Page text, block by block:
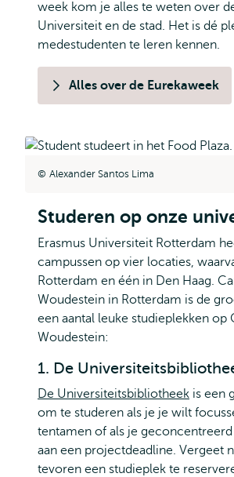
week kom je alles te weten over
Universiteit en de stad. Het is dé
medestudenten te leren kennen.
Alles over de Eurekaweek
Alexander Santos Lima
Studeren op onze
Erasmus Universiteit Rotterdam
campussen op vier locaties,
Rotterdam en één in Den Haag.
Woudestein in Rotterdam is de
een aantal leuke studieplekken op
Woudestein:
1. De
De Universiteitsbibliotheek is een
om te studeren als je je wilt
tentamen of als je
aan een projectdeadline. Vergeet
tevoren een studieplek te